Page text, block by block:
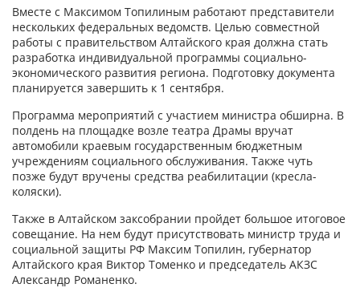
Вместе с Максимом Топилиным работают представители
нескольких федеральных ведомств. Целью совместной
работы с правительством Алтайского края должна стать
разработка индивидуальной программы социально-
экономического развития региона. Подготовку документа
планируется завершить к 1 сентября.
Программа мероприятий с участием министра обширна. В
полдень на площадке возле театра Драмы вручат
автомобили краевым государственным бюджетным
учреждениям социального обслуживания. Также чуть
позже будут вручены средства реабилитации (кресла-
коляски).
Также в Алтайском заксобрании пройдет большое итоговое
совещание. На нем будут присутствовать министр труда и
социальной защиты РФ Максим Топилин, губернатор
Алтайского края Виктор Томенко и председатель АКЗС
Александр Романенко.